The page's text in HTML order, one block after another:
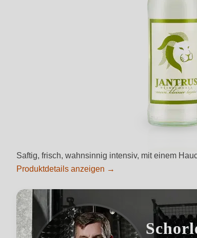
Saftig, frisch, wahnsinnig intensiv, mit einem
Produktdetails anzeigen →